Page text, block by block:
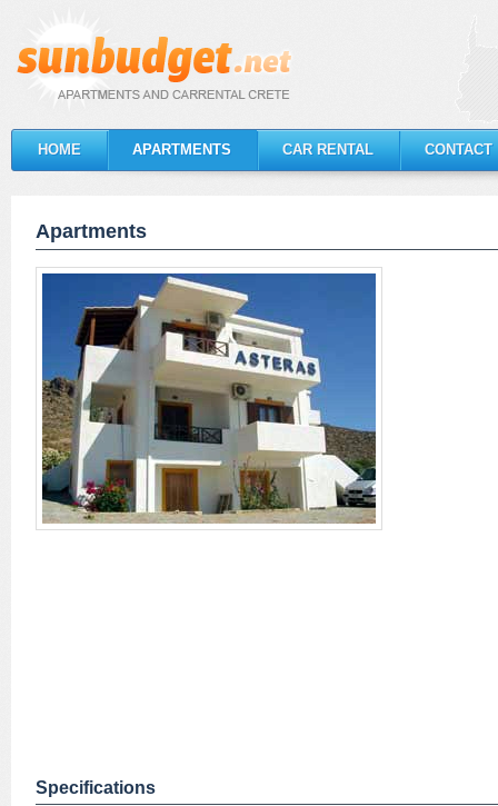
HOME APARTMENTS CAR RENTAL CONTACT
Apartments
Specifications